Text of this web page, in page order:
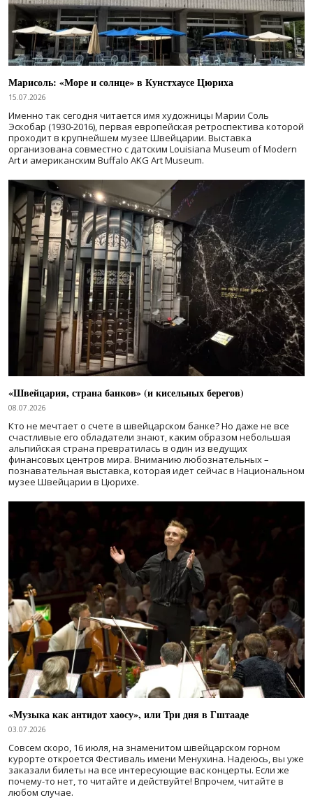
Марисоль: «Море и солнце» в Кунстхаусе Цюриха
15.07.2026
Именно так сегодня читается имя художницы Марии Соль
Эскобар (1930-2016), первая европейская ретроспектива которой
проходит в крупнейшем музее Швейцарии. Выставка
организована совместно с датским Louisiana Museum of Modern
Art и американским Buffalo AKG Art Museum.
«Швейцария, страна банков» (и кисельных берегов)
08.07.2026
Кто не мечтает о счете в швейцарском банке? Но даже не все
счастливые его обладатели знают, каким образом небольшая
альпийская страна превратилась в один из ведущих
финансовых центров мира. Вниманию любознательных –
познавательная выставка, которая идет сейчас в Национальном
музее Швейцарии в Цюрихе.
«Музыка как антидот хаосу», или Три дня в Гштааде
03.07.2026
Совсем скоро, 16 июля, на знаменитом швейцарском горном
курорте откроется Фестиваль имени Менухина. Надеюсь, вы уже
заказали билеты на все интересующие вас концерты. Если же
почему-то нет, то читайте и действуйте! Впрочем, читайте в
любом случае.